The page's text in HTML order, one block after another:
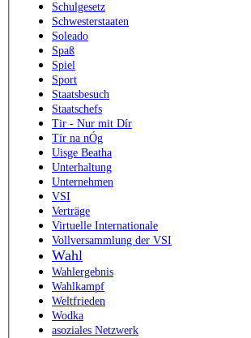
Schulgesetz
Schwesterstaaten
Soleado
Spaß
Spiel
Sport
Staatsbesuch
Staatschefs
Tir - Nur mit Dír
Tír na nÓg
Uisge Beatha
Unterhaltung
Unternehmen
VSI
Verträge
Virtuelle Internationale
Vollversammlung der VSI
Wahl
Wahlergebnis
Wahlkampf
Weltfrieden
Wodka
asoziales Netzwerk